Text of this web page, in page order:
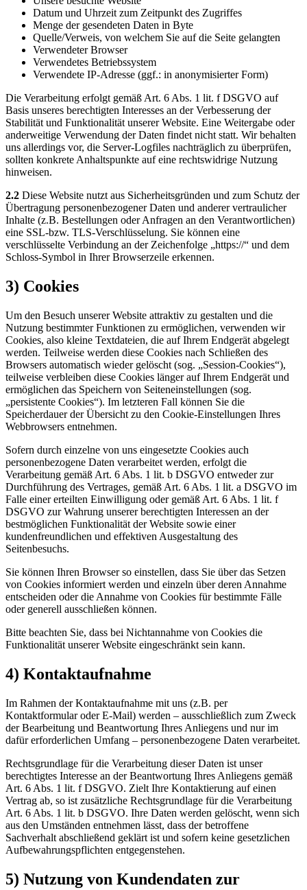
Datum und Uhrzeit zum Zeitpunkt des Zugriffes
Menge der gesendeten Daten in Byte
Quelle/Verweis, von welchem Sie auf die Seite gelangten
Verwendeter Browser
Verwendetes Betriebssystem
Verwendete IP-Adresse (ggf.: in anonymisierter Form)
Die Verarbeitung erfolgt gemäß Art. 6 Abs. 1 lit. f DSGVO auf
Basis unseres berechtigten Interesses an der Verbesserung der
Stabilität und Funktionalität unserer Website. Eine Weitergabe oder
anderweitige Verwendung der Daten findet nicht statt. Wir behalten
uns allerdings vor, die Server-Logfiles nachträglich zu überprüfen,
sollten konkrete Anhaltspunkte auf eine rechtswidrige Nutzung
hinweisen.
2.2 Diese Website nutzt aus Sicherheitsgründen und zum Schutz der
Übertragung personenbezogener Daten und anderer vertraulicher
Inhalte (z.B. Bestellungen oder Anfragen an den Verantwortlichen)
eine SSL-bzw. TLS-Verschlüsselung. Sie können eine
verschlüsselte Verbindung an der Zeichenfolge „https://“ und dem
Schloss-Symbol in Ihrer Browserzeile erkennen.
3) Cookies
Um den Besuch unserer Website attraktiv zu gestalten und die
Nutzung bestimmter Funktionen zu ermöglichen, verwenden wir
Cookies, also kleine Textdateien, die auf Ihrem Endgerät abgelegt
werden. Teilweise werden diese Cookies nach Schließen des
Browsers automatisch wieder gelöscht (sog. „Session-Cookies“),
teilweise verbleiben diese Cookies länger auf Ihrem Endgerät und
ermöglichen das Speichern von Seiteneinstellungen (sog.
„persistente Cookies“). Im letzteren Fall können Sie die
Speicherdauer der Übersicht zu den Cookie-Einstellungen Ihres
Webbrowsers entnehmen.
Sofern durch einzelne von uns eingesetzte Cookies auch
personenbezogene Daten verarbeitet werden, erfolgt die
Verarbeitung gemäß Art. 6 Abs. 1 lit. b DSGVO entweder zur
Durchführung des Vertrages, gemäß Art. 6 Abs. 1 lit. a DSGVO im
Falle einer erteilten Einwilligung oder gemäß Art. 6 Abs. 1 lit. f
DSGVO zur Wahrung unserer berechtigten Interessen an der
bestmöglichen Funktionalität der Website sowie einer
kundenfreundlichen und effektiven Ausgestaltung des
Seitenbesuchs.
Sie können Ihren Browser so einstellen, dass Sie über das Setzen
von Cookies informiert werden und einzeln über deren Annahme
entscheiden oder die Annahme von Cookies für bestimmte Fälle
oder generell ausschließen können.
Bitte beachten Sie, dass bei Nichtannahme von Cookies die
Funktionalität unserer Website eingeschränkt sein kann.
4) Kontaktaufnahme
Im Rahmen der Kontaktaufnahme mit uns (z.B. per
Kontaktformular oder E-Mail) werden – ausschließlich zum Zweck
der Bearbeitung und Beantwortung Ihres Anliegens und nur im
dafür erforderlichen Umfang – personenbezogene Daten verarbeitet.
Rechtsgrundlage für die Verarbeitung dieser Daten ist unser
berechtigtes Interesse an der Beantwortung Ihres Anliegens gemäß
Art. 6 Abs. 1 lit. f DSGVO. Zielt Ihre Kontaktierung auf einen
Vertrag ab, so ist zusätzliche Rechtsgrundlage für die Verarbeitung
Art. 6 Abs. 1 lit. b DSGVO. Ihre Daten werden gelöscht, wenn sich
aus den Umständen entnehmen lässt, dass der betroffene
Sachverhalt abschließend geklärt ist und sofern keine gesetzlichen
Aufbewahrungspflichten entgegenstehen.
5) Nutzung von Kundendaten zur